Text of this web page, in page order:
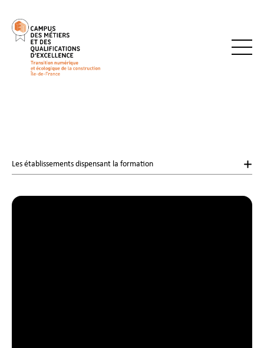
Les établissements dispensant la formation